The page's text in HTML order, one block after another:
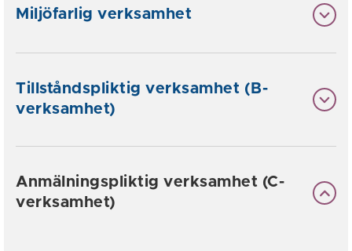
Miljöfarlig verksamhet
Tillståndspliktig verksamhet (B-
verksamhet)
Anmälningspliktig verksamhet (C-
verksamhet)